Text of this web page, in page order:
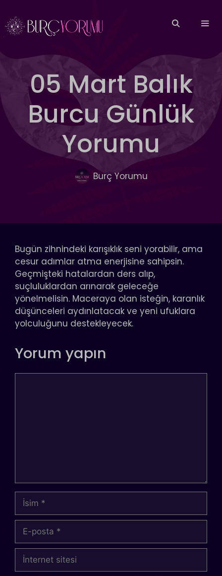
atla
05 Mart Balık
Burcu Günlük
Yorumu
Burç Yorumu
Bugün zihnindeki karışıklık seni yorabilir, ama
cesur adımlar atma enerjisine sahipsin.
Geçmişteki hatalardan ders alıp,
suçluluklardan arınarak geleceğe
yönelmelisin. Maceraya olan isteğin, karanlık
düşünceleri aydınlatacak ve yeni ufuklara
yolculuğunu destekleyecek.
Yorum yapın
İsim
posta
İnternet
sitesi